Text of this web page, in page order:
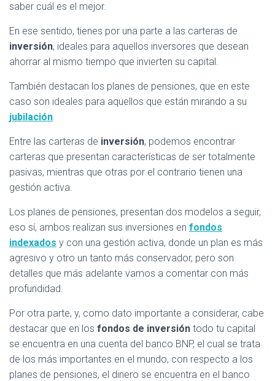
saber cuál es el mejor.
En ese sentido, tienes por una parte a las carteras de
inversión, ideales para aquellos inversores que desean
ahorrar al mismo tiempo que invierten su capital.
También destacan los planes de pensiones, que en este
caso son ideales para aquellos que están mirando a su
jubilación.
Entre las carteras de inversión, podemos encontrar
carteras que presentan características de ser totalmente
pasivas, mientras que otras por el contrario tienen una
gestión activa.
Los planes de pensiones, presentan dos modelos a seguir,
eso sí, ambos realizan sus inversiones en fondos
indexados y con una gestión activa, donde un plan es más
agresivo y otro un tanto más conservador, pero son
detalles que más adelante vamos a comentar con más
profundidad.
Por otra parte, y, como dato importante a considerar, cabe
destacar que en los fondos de inversión todo tu capital
se encuentra en una cuenta del banco BNP, el cual se trata
de los más importantes en el mundo, con respecto a los
planes de pensiones, el dinero se encuentra en el banco